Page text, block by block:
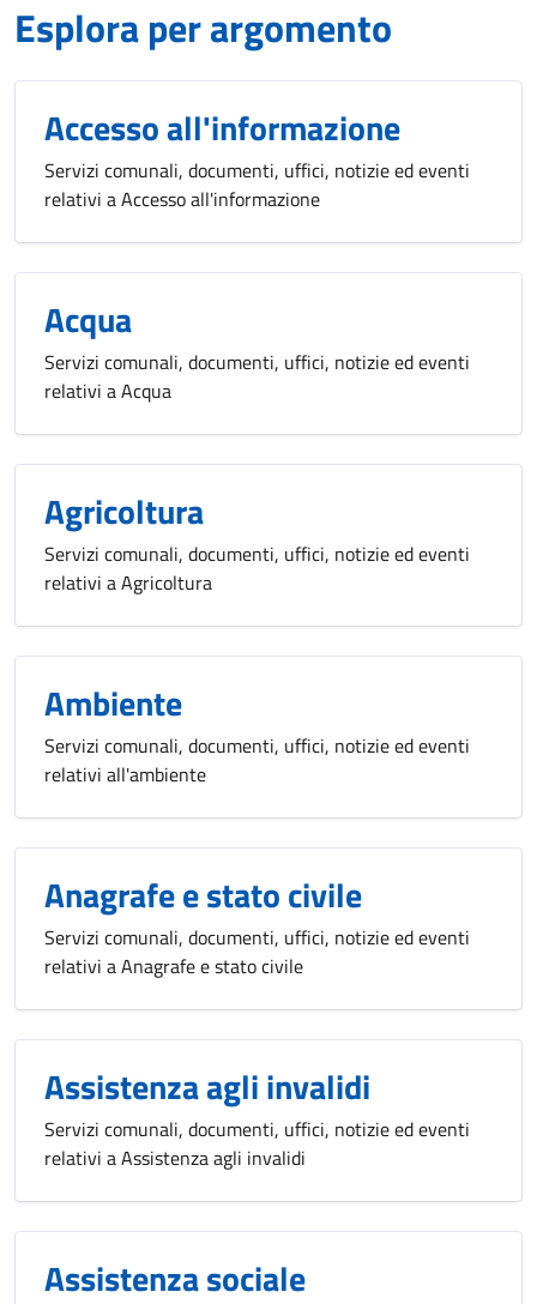
Esplora per argomento
Accesso all'informazione
Servizi comunali, documenti, uffici, notizie ed eventi
relativi a Accesso all'informazione
Acqua
Servizi comunali, documenti, uffici, notizie ed eventi
relativi a Acqua
Agricoltura
Servizi comunali, documenti, uffici, notizie ed eventi
relativi a Agricoltura
Ambiente
Servizi comunali, documenti, uffici, notizie ed eventi
relativi all'ambiente
Anagrafe e stato civile
Servizi comunali, documenti, uffici, notizie ed eventi
relativi a Anagrafe e stato civile
Assistenza agli invalidi
Servizi comunali, documenti, uffici, notizie ed eventi
relativi a Assistenza agli invalidi
Assistenza sociale